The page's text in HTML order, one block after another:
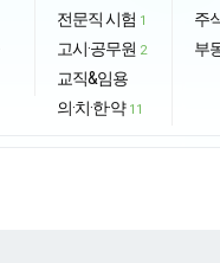
전문직 시험 1
고시·공무원 2
교직&임용
의·치·한·약 11
주
부